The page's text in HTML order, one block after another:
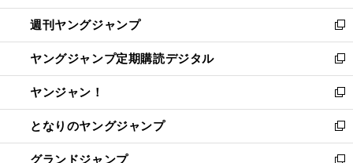
開
く
ウ
で
開
く
ン
ド
ウ
で
開
く
ウ
ィ
ン
ド
ウ
で
開
く
週刊ヤングジャンプ
新
し
い
ウ
ィ
ン
ド
ウ
で
ヤングジャンプ定期購読デジタル
新
し
い
ウ
ィ
ン
ヤンジャン！
新
し
い
ウ
となりのヤングジャンプ
新
し
グランドジャンプ